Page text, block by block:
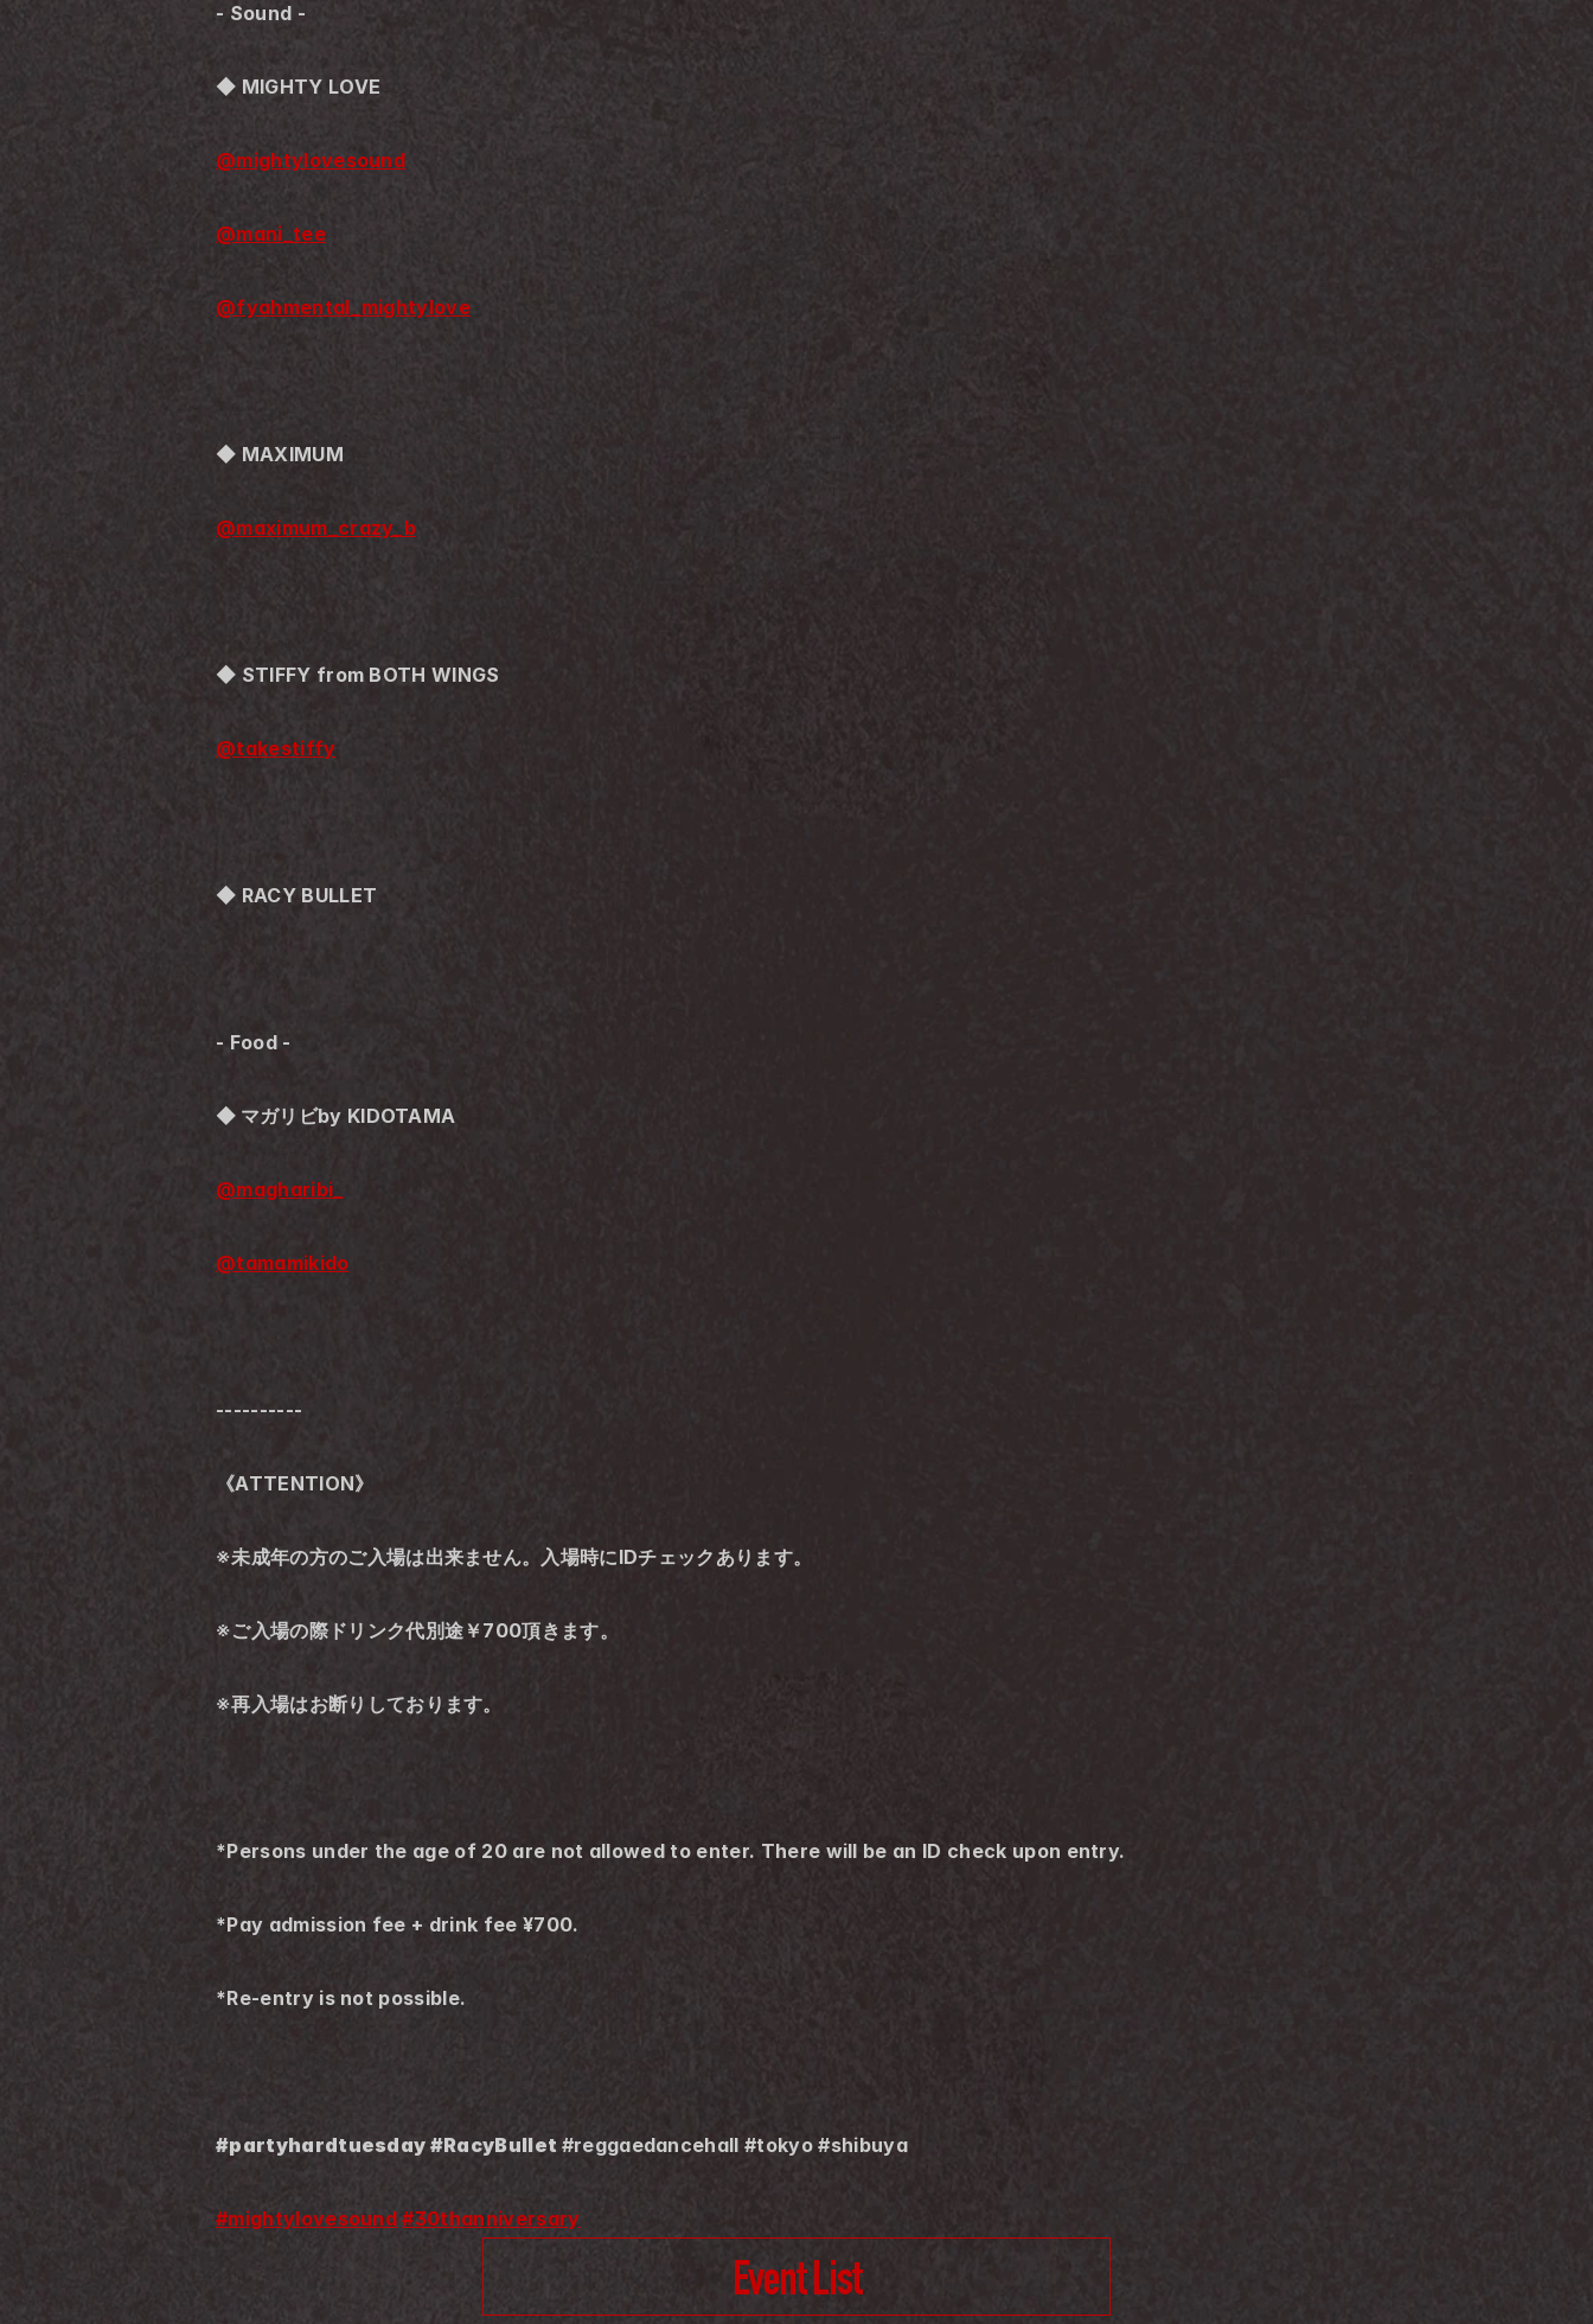
- Sound -
◆ MIGHTY LOVE
@mightylovesound
@mani_tee
@fyahmental_mightylove
◆ MAXIMUM
@maximum_crazy_b
◆ STIFFY from BOTH WINGS
@takestiffy
◆ RACY BULLET
- Food -
◆ マガリビby KIDOTAMA
@magharibi_
@tamamikido
----------
《ATTENTION》
※未成年の方のご入場は出来ません。入場時にIDチェックあります。
※ご入場の際ドリンク代別途￥700頂きます。
※再入場はお断りしております。
*Persons under the age of 20 are not allowed to enter. There will be an ID check upon entry.
*Pay admission fee + drink fee ¥700.
*Re-entry is not possible.
#partyhardtuesday #RacyBullet #reggaedancehall #tokyo #shibuya
#mightylovesound #30thanniversary
Event List